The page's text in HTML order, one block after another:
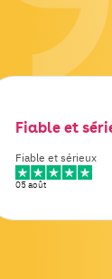
Fiable et
Fiable et sérieux
05 août